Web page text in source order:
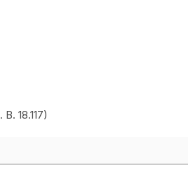
18.117)